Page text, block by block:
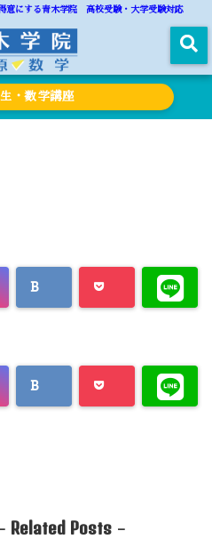
意にする青木学院 高校受験・大学受験対応
・数学講座
Related Posts-